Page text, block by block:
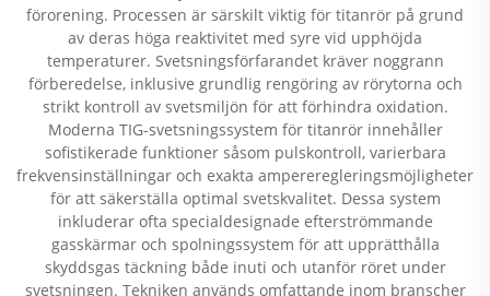
förorening. Processen är särskilt viktig för titanrör på grund
av deras höga reaktivitet med syre vid upphöjda
temperaturer. Svetsningsförfarandet kräver noggrann
förberedelse, inklusive grundlig rengöring av rörytorna och
strikt kontroll av svetsmiljön för att förhindra oxidation.
Moderna TIG-svetsningssystem för titanrör innehåller
sofistikerade funktioner såsom pulskontroll, varierbara
frekvensinställningar och exakta ampereregleringsmöjligheter
för att säkerställa optimal svetskvalitet. Dessa system
inkluderar ofta specialdesignade efterströmmande
gasskärmar och spolningssystem för att upprätthålla
skyddsgas täckning både inuti och utanför röret under
svetsningen. Tekniken används omfattande inom branscher